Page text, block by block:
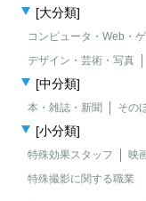
[大分類]
コンピュータ・Web・
デザイン・芸術・写真
[中分類]
本・雑誌・新聞 その
[小分類]
特殊効果スタッフ 映
特殊撮影に関する職業